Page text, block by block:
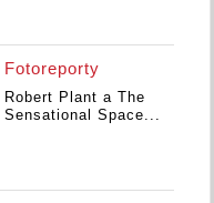
Fotoreporty
Robert Plant a The
Sensational Space...